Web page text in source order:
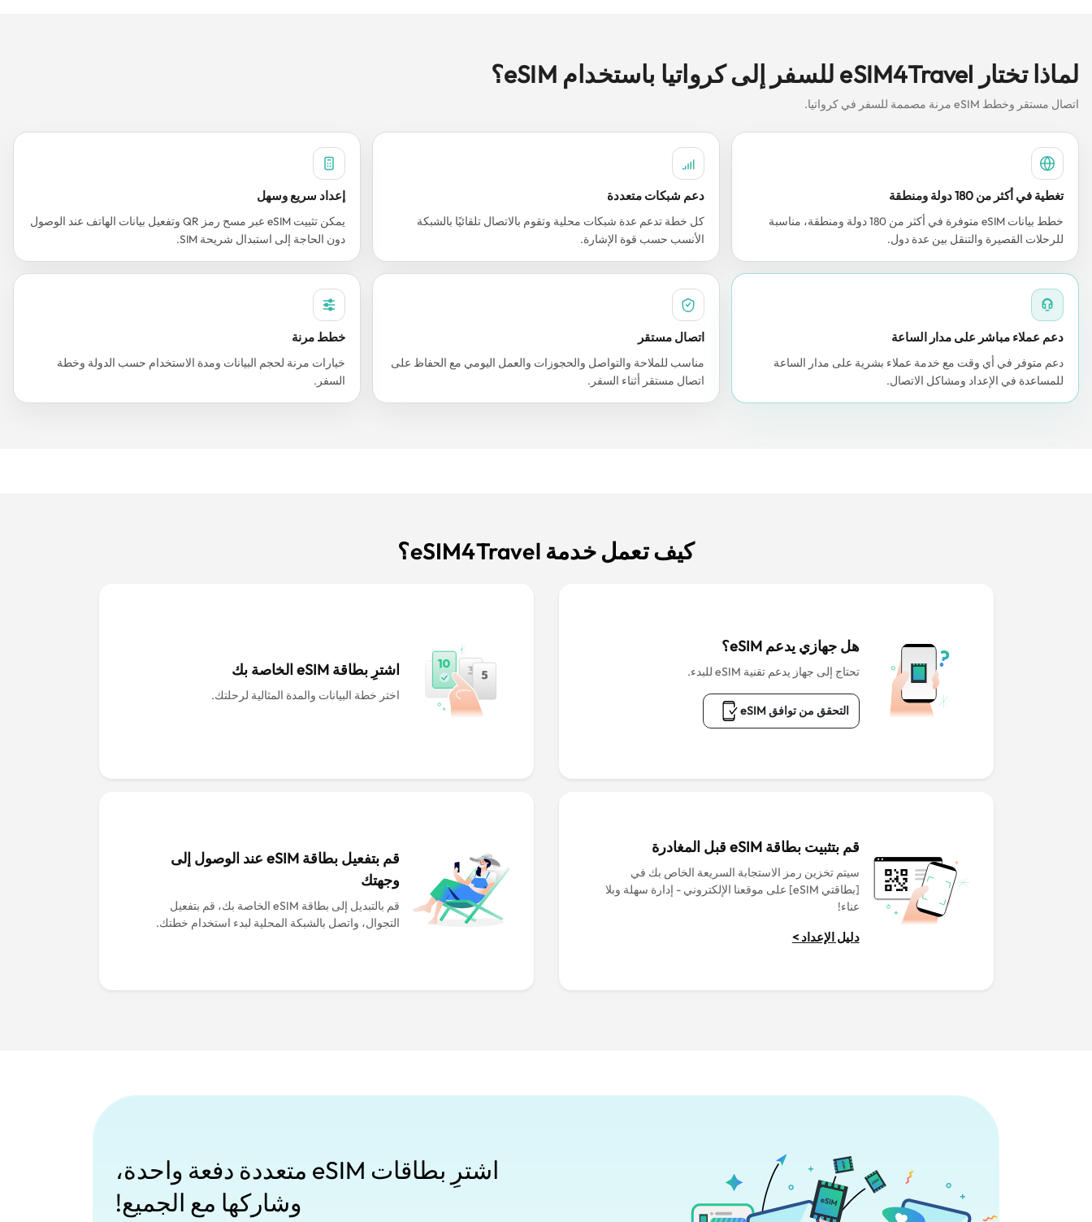
لماذا تختار eSIM4Travel للسفر إلى كرواتيا باستخدام eSIM؟
اتصال مستقر وخطط eSIM مرنة مصممة للسفر في كرواتيا.
تغطية في أكثر من 180 دولة ومنطقة
خطط بيانات eSIM متوفرة في أكثر من 180 دولة ومنطقة، مناسبة
للرحلات القصيرة والتنقل بين عدة دول.
دعم شبكات متعددة
كل خطة تدعم عدة شبكات محلية وتقوم بالاتصال تلقائيًا بالشبكة
الأنسب حسب قوة الإشارة.
إعداد سريع وسهل
يمكن تثبيت eSIM عبر مسح رمز QR وتفعيل بيانات الهاتف عند الوصول
دون الحاجة إلى استبدال شريحة SIM.
دعم عملاء مباشر على مدار الساعة
دعم متوفر في أي وقت مع خدمة عملاء بشرية على مدار الساعة
للمساعدة في الإعداد ومشاكل الاتصال.
اتصال مستقر
مناسب للملاحة والتواصل والحجوزات والعمل اليومي مع الحفاظ على
اتصال مستقر أثناء السفر.
خطط مرنة
خيارات مرنة لحجم البيانات ومدة الاستخدام حسب الدولة وخطة
السفر.
كيف تعمل خدمة eSIM4Travel؟
هل جهازي يدعم eSIM؟
تحتاج إلى جهاز يدعم تقنية eSIM للبدء.
التحقق من توافق eSIM
اشترِ بطاقة eSIM الخاصة بك
اختر خطة البيانات والمدة المثالية لرحلتك.
قم بتثبيت بطاقة eSIM قبل المغادرة
سيتم تخزين رمز الاستجابة السريعة الخاص بك في
[بطاقتي eSIM] على موقعنا الإلكتروني - إدارة سهلة وبلا
عناء!
دليل الإعداد >
قم بتفعيل بطاقة eSIM عند الوصول إلى
وجهتك
قم بالتبديل إلى بطاقة eSIM الخاصة بك، قم بتفعيل
التجوال، واتصل بالشبكة المحلية لبدء استخدام خطتك.
اشترِ بطاقات eSIM متعددة دفعة واحدة،
وشاركها مع الجميع!